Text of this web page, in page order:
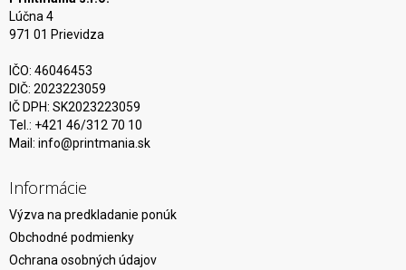
Lúčna 4
971 01 Prievidza
IČO: 46046453
DIČ: 2023223059
IČ DPH: SK2023223059
Tel.: +421 46/312 70 10
Mail: info@printmania.sk
Informácie
Výzva na predkladanie ponúk
Obchodné podmienky
Ochrana osobných údajov